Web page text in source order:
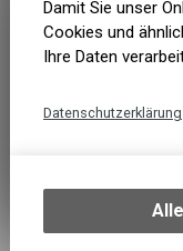
Hong Kong
Damit Sie unser
Cookies und
Ihre Daten
Datenschutzerklärung